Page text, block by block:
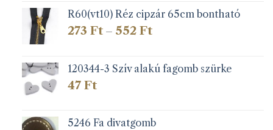
R60(vt10) Réz cipzár 65cm bontható
273 Ft – 552 FtÁrtartomány:
552 Ft
120344-3 Szív alakú fagomb szürke
47 Ft
5246 Fa divatgomb